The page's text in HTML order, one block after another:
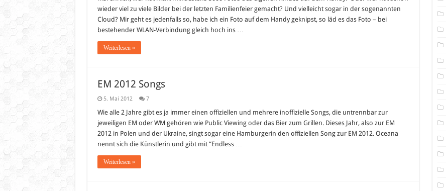
wieder viel zu viele Bilder bei der letzten Familienfeier gemacht? Und vielleicht sogar in der sogenannten
Cloud? Mir geht es jedenfalls so, habe ich ein Foto auf dem Handy geknipst, so läd es das Foto – bei
bestehender WLAN-Verbindung gleich hoch ins …
Weiterlesen »
EM 2012 Songs
5. Mai 2012 7
Wie alle 2 Jahre gibt es ja immer einen offiziellen und mehrere inoffizielle Songs, die untrennbar zur
jeweiligen EM oder WM gehören wie Public Viewing oder das Bier zum Grillen. Dieses Jahr, also zur EM
2012 in Polen und der Ukraine, singt sogar eine Hamburgerin den offiziellen Song zur EM 2012. Oceana
nennt sich die Künstlerin und gibt mit “Endless …
Weiterlesen »